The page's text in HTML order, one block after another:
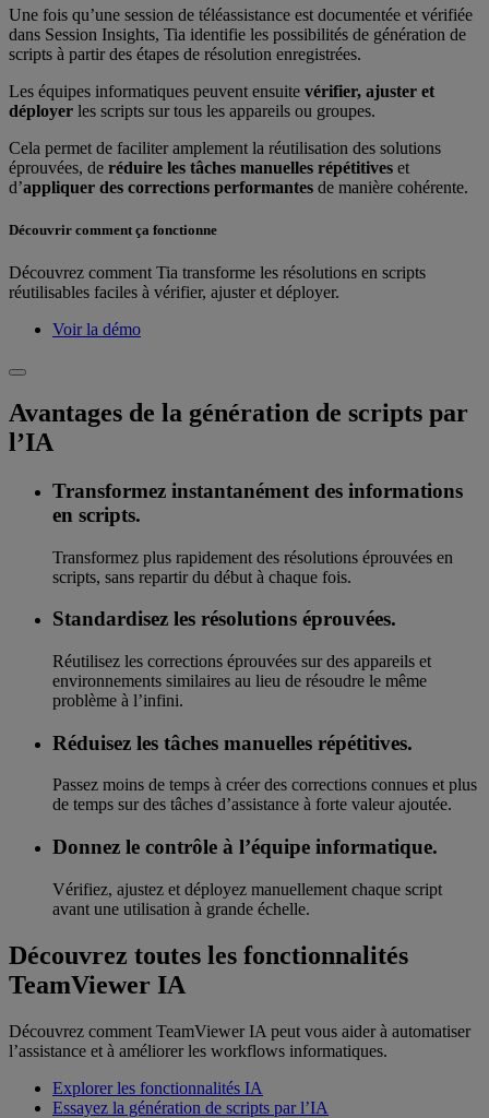
Une fois qu’une session de téléassistance est documentée et vérifiée
dans Session Insights, Tia identifie les possibilités de génération de
scripts à partir des étapes de résolution enregistrées.
Les équipes informatiques peuvent ensuite vérifier, ajuster et
déployer les scripts sur tous les appareils ou groupes.
Cela permet de faciliter amplement la réutilisation des solutions
éprouvées, de réduire les tâches manuelles répétitives et
d’appliquer des corrections performantes de manière cohérente.
Découvrir comment ça fonctionne
Découvrez comment Tia transforme les résolutions en scripts
réutilisables faciles à vérifier, ajuster et déployer.
Voir la démo
Avantages de la génération de scripts par
l’IA
Transformez instantanément des informations
en scripts.
Transformez plus rapidement des résolutions éprouvées en
scripts, sans repartir du début à chaque fois.
Standardisez les résolutions éprouvées.
Réutilisez les corrections éprouvées sur des appareils et
environnements similaires au lieu de résoudre le même
problème à l’infini.
Réduisez les tâches manuelles répétitives.
Passez moins de temps à créer des corrections connues et plus
de temps sur des tâches d’assistance à forte valeur ajoutée.
Donnez le contrôle à l’équipe informatique.
Vérifiez, ajustez et déployez manuellement chaque script
avant une utilisation à grande échelle.
Découvrez toutes les fonctionnalités
TeamViewer IA
Découvrez comment TeamViewer IA peut vous aider à automatiser
l’assistance et à améliorer les workflows informatiques.
Explorer les fonctionnalités IA
Essayez la génération de scripts par l’IA